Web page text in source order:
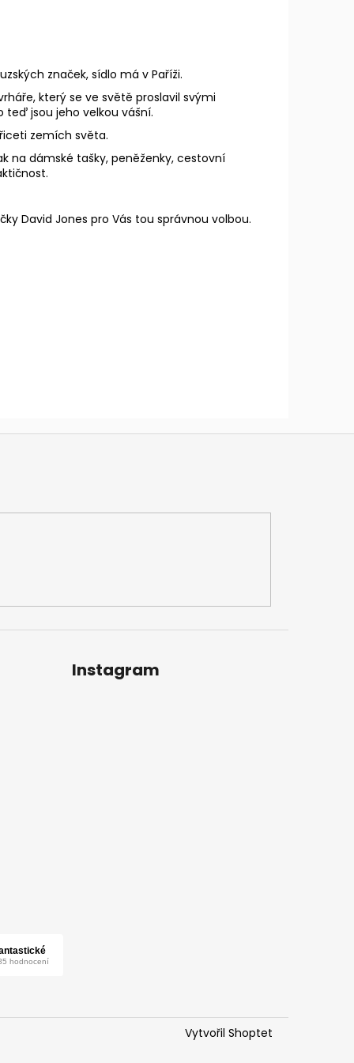
značek, sídlo má v Paříži.
který se ve světě proslavil svými
teď jsou jeho velkou vášní.
zemích světa.
na dámské tašky, peněženky, cestovní
David Jones pro Vás tou správnou volbou.
Instagram
Vytvořil Shoptet